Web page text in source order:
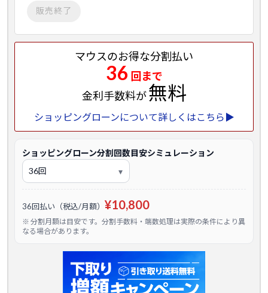
販売終了
マウスのお得な分割払い
36 回まで
金利手数料が無料
ショッピングローンについて詳しくはこちら▶
ショッピングローン分割回数目安シミュレーション
36回払い（税込/月額） ¥10,800
※ 分割月額は目安です。分割手数料・端数処理は実際の条件により異
なる場合があります。